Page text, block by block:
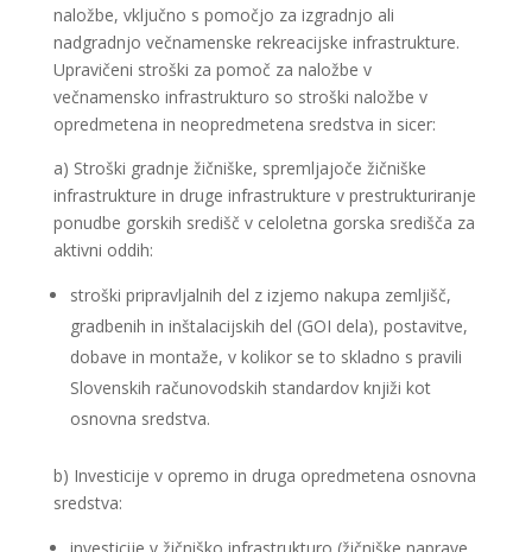
naložbe, vključno s pomočjo za izgradnjo ali
nadgradnjo večnamenske rekreacijske infrastrukture.
Upravičeni stroški za pomoč za naložbe v
večnamensko infrastrukturo so stroški naložbe v
opredmetena in neopredmetena sredstva in sicer:
a) Stroški gradnje žičniške, spremljajoče žičniške
infrastrukture in druge infrastrukture v prestrukturiranje
ponudbe gorskih središč v celoletna gorska središča za
aktivni oddih:
stroški pripravljalnih del z izjemo nakupa zemljišč,
gradbenih in inštalacijskih del (GOI dela), postavitve,
dobave in montaže, v kolikor se to skladno s pravili
Slovenskih računovodskih standardov knjiži kot
osnovna sredstva.
b) Investicije v opremo in druga opredmetena osnovna
sredstva: